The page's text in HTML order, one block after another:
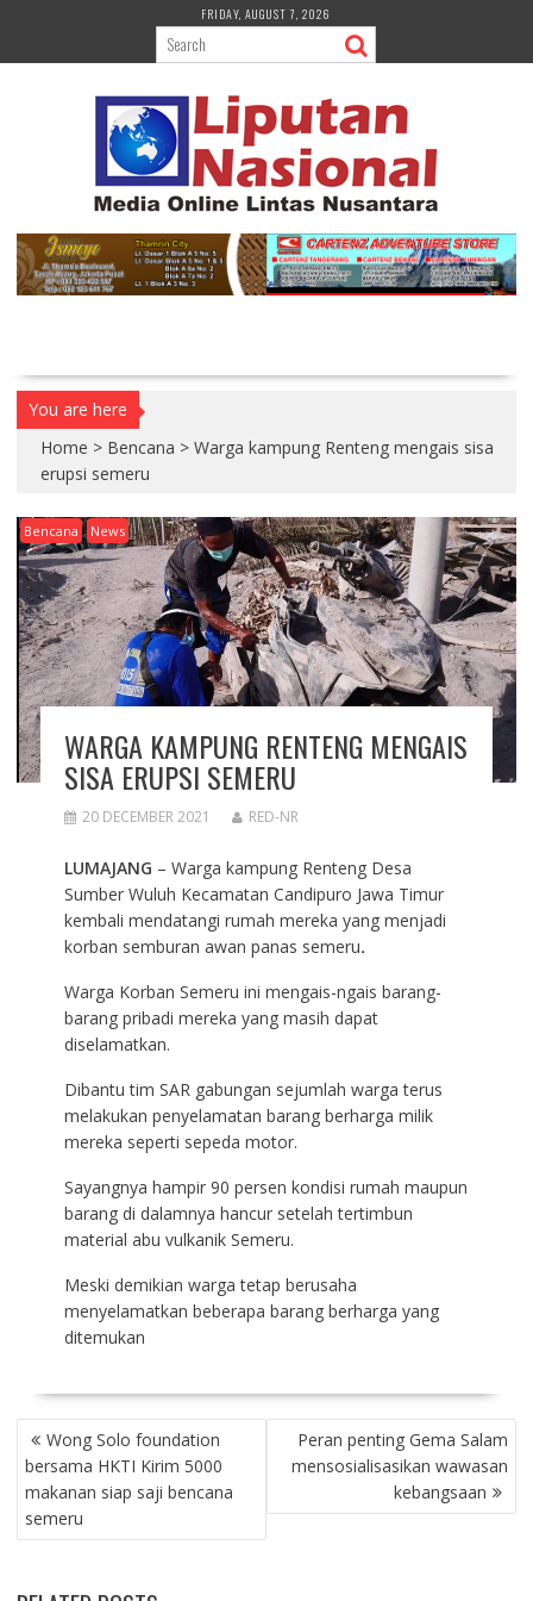
i
FRIDAY, AUGUST 7, 2026
You are here
Home > Bencana > Warga kampung Renteng mengais sisa
erupsi semeru
Bencana News
WARGA KAMPUNG RENTENG MENGAIS
SISA ERUPSI SEMERU
20 DECEMBER 2021 RED-NR
LUMAJANG – Warga kampung Renteng Desa
Sumber Wuluh Kecamatan Candipuro Jawa Timur
kembali mendatangi rumah mereka yang menjadi
korban semburan awan panas semeru.
Warga Korban Semeru ini mengais-ngais barang-
barang pribadi mereka yang masih dapat
diselamatkan.
Dibantu tim SAR gabungan sejumlah warga terus
melakukan penyelamatan barang berharga milik
mereka seperti sepeda motor.
Sayangnya hampir 90 persen kondisi rumah maupun
barang di dalamnya hancur setelah tertimbun
material abu vulkanik Semeru.
Meski demikian warga tetap berusaha
menyelamatkan beberapa barang berharga yang
ditemukan
P
O
S
T
N
V
Wong Solo foundation
bersama HKTI Kirim 5000
makanan siap saji bencana
semeru
Peran penting Gema Salam
mensosialisasikan wawasan
kebangsaan